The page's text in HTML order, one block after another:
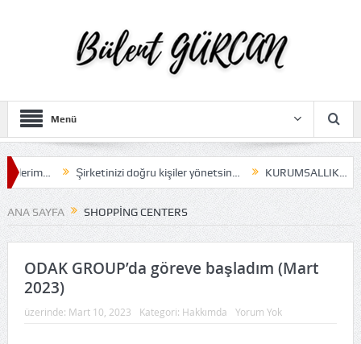
Menü
Şirketinizi doğru kişiler yönetsin… KURUMSALLIK…
ANA SAYFA SHOPPING CENTERS
ODAK GROUP’da göreve başladım (Mart
2023)
üzerinde: Mart 10, 2023 Kategori: Hakkımda Yorum Yok